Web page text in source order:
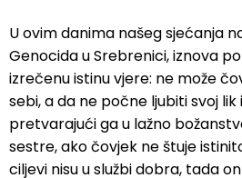
U ovim danima našeg sjećanja
Genocida u Srebrenici, iznova
izrečenu istinu vjere: ne može
sebi, a da ne počne ljubiti svoj lik
pretvarajući ga u lažno
sestre, ako čovjek ne štuje
ciljevi nisu u službi dobra, tada